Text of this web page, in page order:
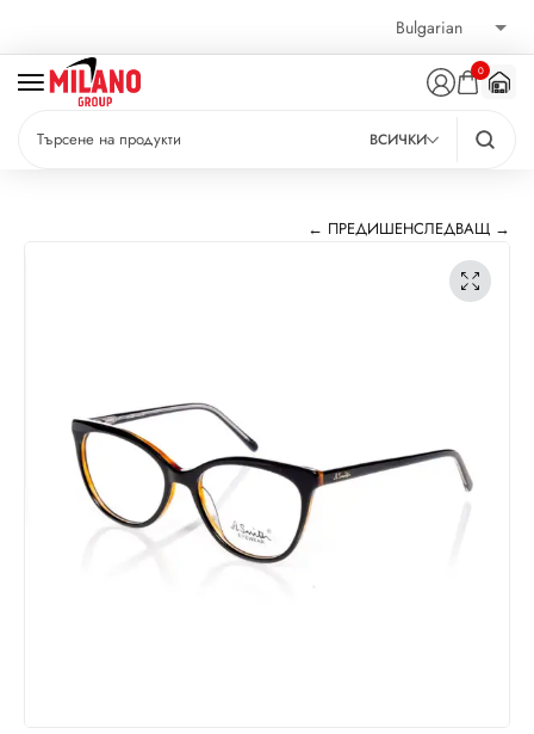
0
ВСИЧКИ
← ПРЕДИШЕНСЛЕДВАЩ →